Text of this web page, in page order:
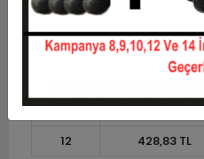
8
9
548,72 TL
502,15 TL
11
460,27 TL
12
428,83 TL